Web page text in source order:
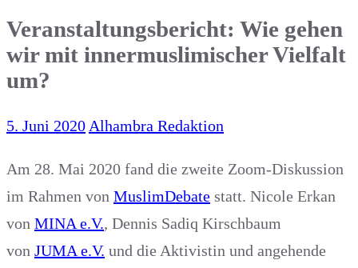
Veranstaltungsbericht: Wie gehen
wir mit innermuslimischer Vielfalt
um?
5. Juni 2020 Alhambra Redaktion
Am 28. Mai 2020 fand die zweite Zoom-Diskussion
im Rahmen von MuslimDebate statt. Nicole Erkan
von MINA e.V., Dennis Sadiq Kirschbaum
von JUMA e.V. und die Aktivistin und angehende